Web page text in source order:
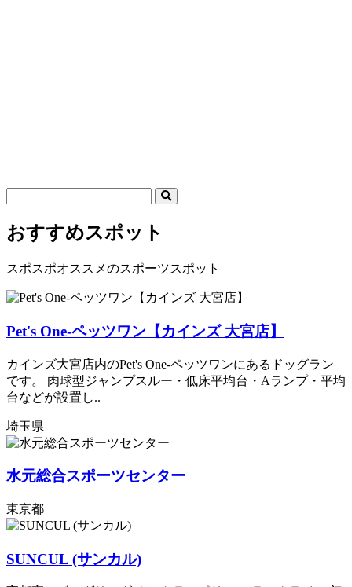
おすすめスポット
スポスポオススメのスポーツスポット
Pet's One-ペッツワン【カインズ 大宮店】
カインズ大宮店内のPet's One-ペッツワンにあるドッグラン
です。 肉球型ジャンプスルー・低床平均台・Aランプ・平均
台などが設置し..
埼玉県
水元総合スポーツセンター
東京都
SUNCUL (サンカル)